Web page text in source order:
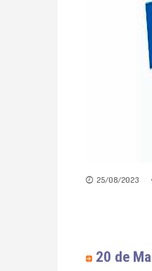
25/08/2023
20 de